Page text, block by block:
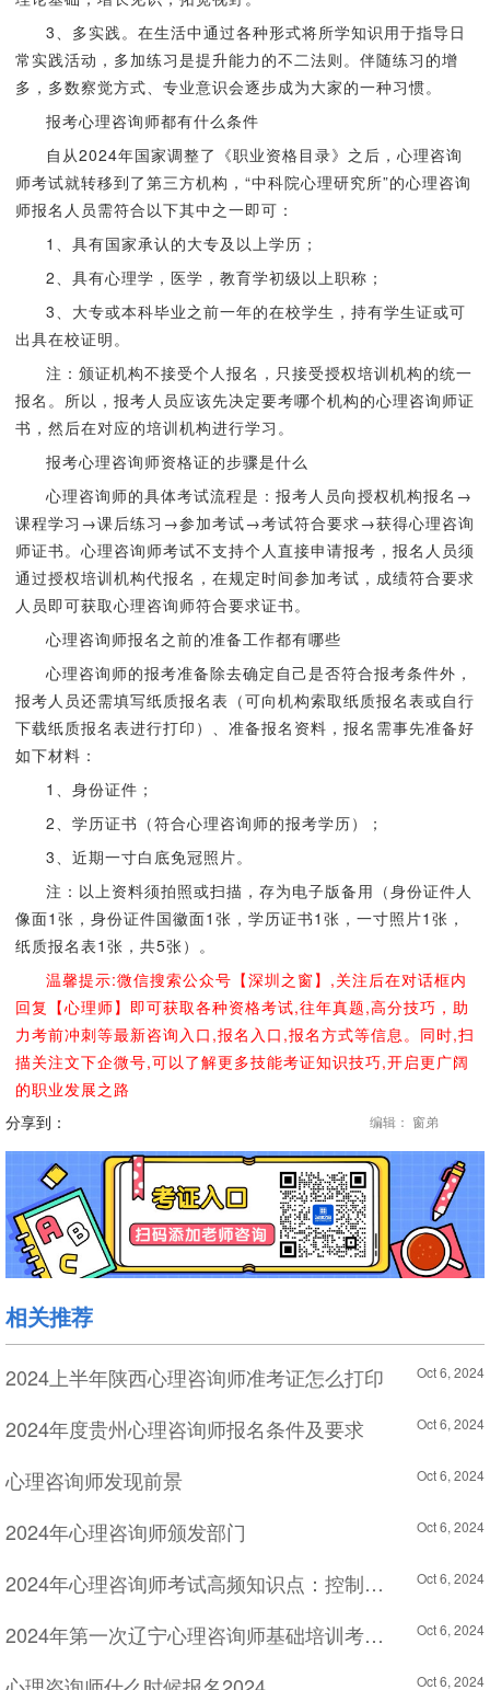
3、多实践。在生活中通过各种形式将所学知识用于指导日
常实践活动，多加练习是提升能力的不二法则。伴随练习的增
多，多数察觉方式、专业意识会逐步成为大家的一种习惯。
报考心理咨询师都有什么条件
自从2024年国家调整了《职业资格目录》之后，心理咨询
师考试就转移到了第三方机构，“中科院心理研究所”的心理咨询
师报名人员需符合以下其中之一即可：
1、具有国家承认的大专及以上学历；
2、具有心理学，医学，教育学初级以上职称；
3、大专或本科毕业之前一年的在校学生，持有学生证或可
出具在校证明。
注：颁证机构不接受个人报名，只接受授权培训机构的统一
报名。所以，报考人员应该先决定要考哪个机构的心理咨询师证
书，然后在对应的培训机构进行学习。
报考心理咨询师资格证的步骤是什么
心理咨询师的具体考试流程是：报考人员向授权机构报名→
课程学习→课后练习→参加考试→考试符合要求→获得心理咨询
师证书。心理咨询师考试不支持个人直接申请报考，报名人员须
通过授权培训机构代报名，在规定时间参加考试，成绩符合要求
人员即可获取心理咨询师符合要求证书。
心理咨询师报名之前的准备工作都有哪些
心理咨询师的报考准备除去确定自己是否符合报考条件外，
报考人员还需填写纸质报名表（可向机构索取纸质报名表或自行
下载纸质报名表进行打印）、准备报名资料，报名需事先准备好
如下材料：
1、身份证件；
2、学历证书（符合心理咨询师的报考学历）；
3、近期一寸白底免冠照片。
注：以上资料须拍照或扫描，存为电子版备用（身份证件人
像面1张，身份证件国徽面1张，学历证书1张，一寸照片1张，
纸质报名表1张，共5张）。
温馨提示:微信搜索公众号【深圳之窗】,关注后在对话框内
回复【心理师】即可获取各种资格考试,往年真题,高分技巧，助
力考前冲刺等最新咨询入口,报名入口,报名方式等信息。同时,扫
描关注文下企微号,可以了解更多技能考证知识技巧,开启更广阔
的职业发展之路
分享到：
编辑： 窗弟
相关推荐
2024上半年陕西心理咨询师准考证怎么打印 Oct 6, 2024
2024年度贵州心理咨询师报名条件及要求 Oct 6, 2024
心理咨询师发现前景 Oct 6, 2024
2024年心理咨询师颁发部门 Oct 6, 2024
2024年心理咨询师考试高频知识点：控制点理论 Oct 6, 2024
2024年第一次辽宁心理咨询师基础培训考试准考证领取时间 Oct 6, 2024
Oct 6, 2024